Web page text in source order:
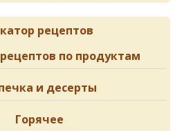
рецептов
по продуктам
и десерты
Горячее